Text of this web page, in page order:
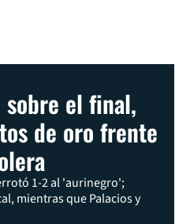
sobre el final,
de oro frente
1-2 al 'aurinegro';
mientras que Palacios y